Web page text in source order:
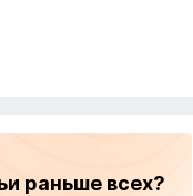
раньше всех?